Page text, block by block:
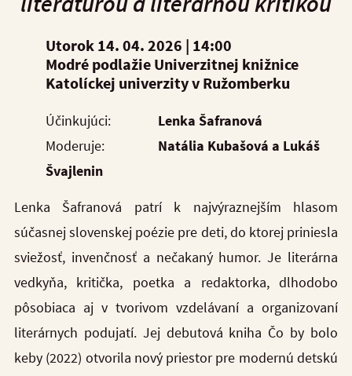
Utorok 14. 04. 2026 | 14:00
Modré podlažie Univerzitnej knižnice
Katolíckej univerzity v Ružomberku
Účinkujúci:
Lenka Šafranová
Moderuje:
Natália Kubašová a Lukáš
Švajlenin
Lenka Šafranová patrí k najvýraznejším hlasom
súčasnej slovenskej poézie pre deti, do ktorej priniesla
sviežosť, invenčnosť a nečakaný humor. Je literárna
vedkyňa, kritička, poetka a redaktorka, dlhodobo
pôsobiaca aj v tvorivom vzdelávaní a organizovaní
literárnych podujatí. Jej debutová kniha Čo by bolo
keby (2022) otvorila nový priestor pre modernú detskú